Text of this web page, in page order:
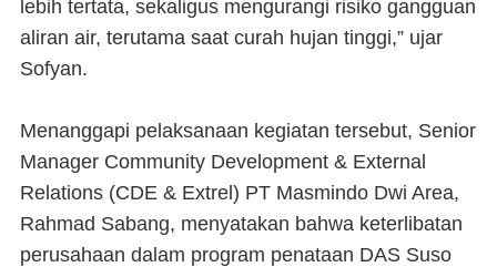
lebih tertata, sekaligus mengurangi risiko gangguan
aliran air, terutama saat curah hujan tinggi,” ujar
Sofyan.
Menanggapi pelaksanaan kegiatan tersebut, Senior
Manager Community Development & External
Relations (CDE & Extrel) PT Masmindo Dwi Area,
Rahmad Sabang, menyatakan bahwa keterlibatan
perusahaan dalam program penataan DAS Suso